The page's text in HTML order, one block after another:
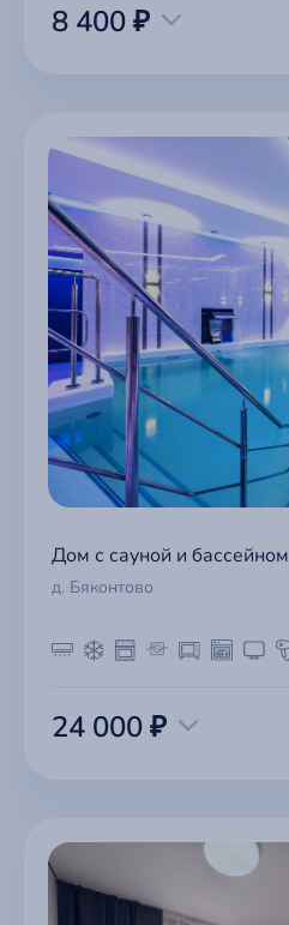
8 400 ₽
Дом с сауной и бассейном
д. Бяконтово
24 000 ₽